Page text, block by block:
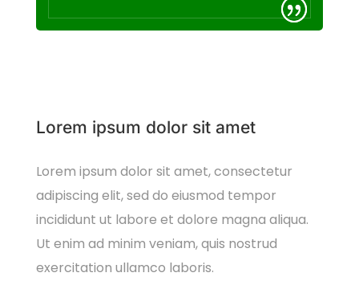
Lorem ipsum dolor sit amet
Lorem ipsum dolor sit amet, consectetur
adipiscing elit, sed do eiusmod tempor
incididunt ut labore et dolore magna aliqua.
Ut enim ad minim veniam, quis nostrud
exercitation ullamco laboris.